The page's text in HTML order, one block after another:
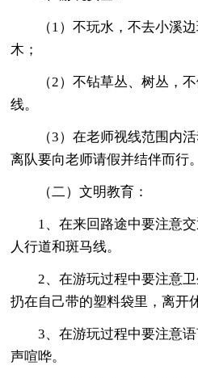
（1）不玩水，不去小溪
木；
（2）不钻草丛、树丛，
线。
（3）在老师视线范围内
离队要向老师请假并结伴而行。
（二）文明教育：
1、在来回路途中要注意
人行道和斑马线。
2、在游玩过程中要注意
扔在自己带的塑料袋里，离开
3、在游玩过程中要注意
声喧哗。